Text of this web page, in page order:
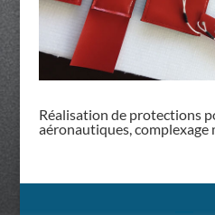
Réalisation de protections
aéronautiques, complexage